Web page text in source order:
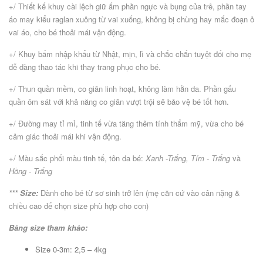
+/ Thiết kế khuy cài lệch giữ ấm phần ngực và bụng của trẻ, phần tay
áo may kiểu raglan xuông từ vai xuống, không bị chùng hay mắc đoạn ở
vai áo, cho bé thoải mái vận động.
+/ Khuy bấm nhập khẩu từ Nhật, mịn, lì và chắc chắn tuyệt đối cho mẹ
dễ dàng thao tác khi thay trang phục cho bé.
+/ Thun quần mềm, co giãn linh hoạt, không làm hằn da. Phần gấu
quần ôm sát với khả năng co giãn vượt trội sẽ bảo vệ bé tốt hơn.
+/ Đường may tỉ mỉ, tinh tế vừa tăng thêm tính thẩm mỹ, vừa cho bé
cảm giác thoải mái khi vận động.
+/ Màu sắc phối màu tinh tế, tôn da bé: Xanh -Trắng, Tím - Trắng và
Hồng - Trắng
*** Size: Dành cho bé từ sơ sinh trở lên (mẹ căn cứ vào cân nặng &
chiều cao để chọn size phù hợp cho con)
Bảng size tham khảo:
Size 0-3m: 2,5 – 4kg